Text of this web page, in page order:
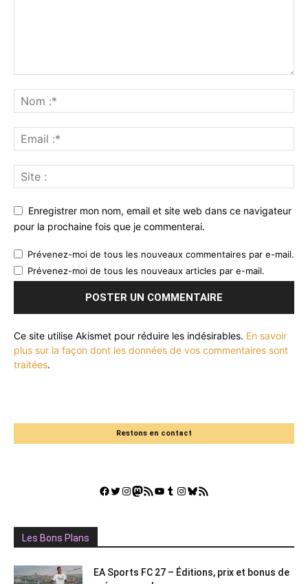
Enregistrer mon nom, email et site web dans ce navigateur
pour la prochaine fois que je commenterai.
Prévenez-moi de tous les nouveaux commentaires par e-mail.
Prévenez-moi de tous les nouveaux articles par e-mail.
Ce site utilise Akismet pour réduire les indésirables. En savoir
plus sur la façon dont les données de vos commentaires sont
traitées.
Restons en contact
Facebook
Twitter
Instagram
Mastodon
Flux RSSYouTube
Tumblr
Instagram
Bluesky
GestGame
Les Bons Plans
EA Sports FC 27 – Éditions, prix et bonus de